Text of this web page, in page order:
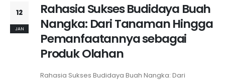
12
JAN
Rahasia Sukses Budidaya Buah
Nangka: Dari Tanaman Hingga
Pemanfaatannya sebagai
Produk Olahan
Rahasia Sukses Budidaya Buah Nangka: Dari